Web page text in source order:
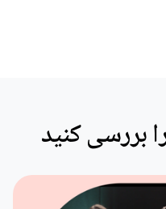
بررسی کنید